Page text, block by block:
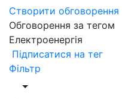
Створити обговорення
Обговорення за тегом
Електроенергія
Підписатися на тег
Фільтр